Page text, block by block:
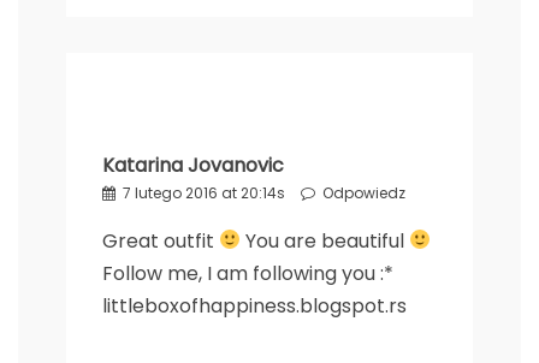
Katarina Jovanovic
7 lutego 2016 at 20:14s Odpowiedz
Great outfit
You are beautiful
Follow me, I am following you :*
littleboxofhappiness.blogspot.rs